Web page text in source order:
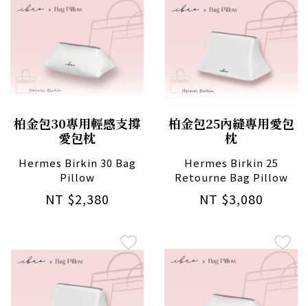
柏金包30專用輕感支撐
愛包枕
Hermes Birkin 30 Bag
Pillow
NT $2,380
柏金包25內縫專用愛包
枕
Hermes Birkin 25
Retourne Bag Pillow
NT $3,080